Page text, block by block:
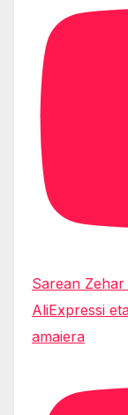
Sarean
AliExpressi
amaiera